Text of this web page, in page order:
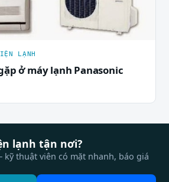
LẠNH
ở máy lạnh Panasonic
lạnh tận nơi?
thuật viên có mặt nhanh, báo giá